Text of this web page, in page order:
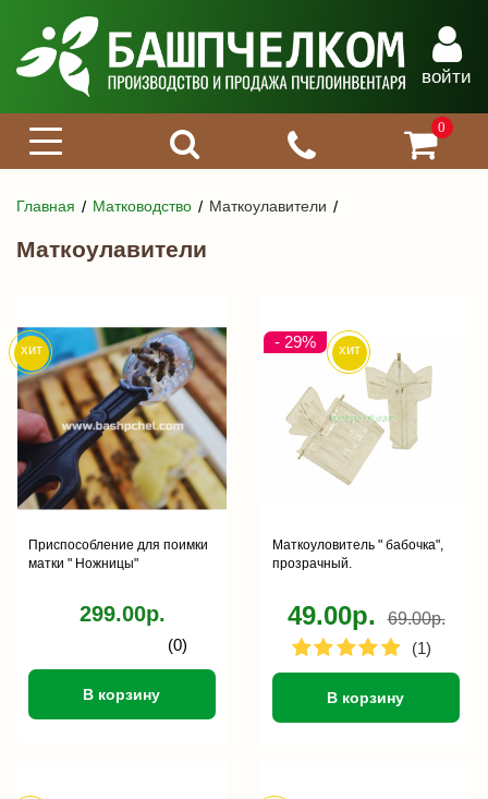
войти
0
Главная Матководство Маткоулавители
Маткоулавители
хит
Приспособление для поимки
матки " Ножницы"
299.00р.
(0)
В корзину
хит
- 29%
Маткоуловитель " бабочка",
прозрачный.
49.00р.
69.00р.
(1)
В корзину